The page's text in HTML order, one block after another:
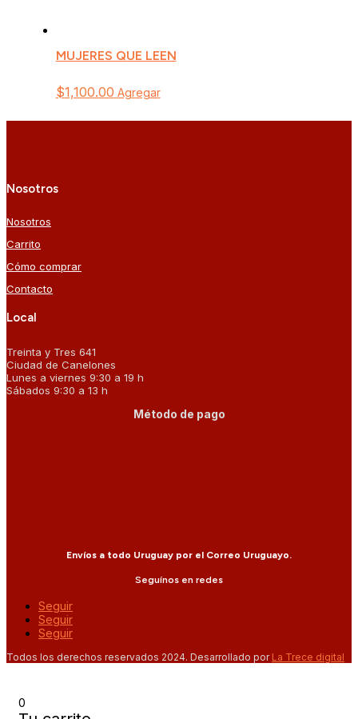
MUJERES QUE LEEN
$1,100.00 Agregar
Nosotros
Nosotros
Carrito
Cómo comprar
Contacto
Local
Treinta y Tres 641
Ciudad de Canelones
Lunes a viernes 9:30 a 19 h
Sábados 9:30 a 13 h
Método de pago
Envíos a todo Uruguay por el Correo Uruguayo.
Seguínos en redes
Seguir
Seguir
Seguir
Todos los derechos reservados 2024. Desarrollado por La Trece digital
0